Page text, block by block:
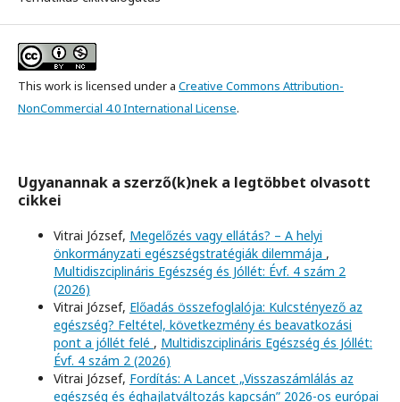
This work is licensed under a Creative Commons Attribution-
NonCommercial 4.0 International License.
Ugyanannak a szerző(k)nek a legtöbbet olvasott
cikkei
Vitrai József, Megelőzés vagy ellátás? – A helyi
önkormányzati egészségstratégiák dilemmája ,
Multidiszciplináris Egészség és Jóllét: Évf. 4 szám 2
(2026)
Vitrai József, Előadás összefoglalója: Kulcstényező az
egészség? Feltétel, következmény és beavatkozási
pont a jóllét felé , Multidiszciplináris Egészség és Jóllét:
Évf. 4 szám 2 (2026)
Vitrai József, Fordítás: A Lancet „Visszaszámlálás az
egészség és éghajlatváltozás kapcsán” 2026-os európai